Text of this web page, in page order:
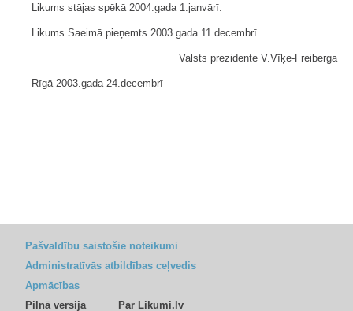
Likums stājas spēkā 2004.gada 1.janvārī.
Likums Saeimā pieņemts 2003.gada 11.decembrī.
Valsts prezidente V.Vīķe-Freiberga
Rīgā 2003.gada 24.decembrī
Pašvaldību saistošie noteikumi
Administratīvās atbildības ceļvedis
Apmācības
Pilnā versija
Par Likumi.lv